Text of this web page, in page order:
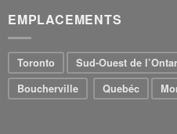
EMPLACEMENTS
Toronto Sud-Ouest de
Boucherville
Quebéc